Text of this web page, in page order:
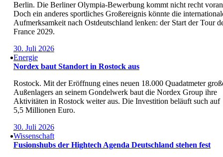
Berlin. Die Berliner Olympia-Bewerbung kommt nicht recht
Doch ein anderes sportliches Großereignis könnte die
Aufmerksamkeit nach Ostdeutschland lenken: der Start der Tour
France 2029.
30. Juli 2026
Energie
Nordex baut Standort in Rostock aus
Rostock. Mit der Eröffnung eines neuen 18.000 Quadatmeter
Außenlagers an seinem Gondelwerk baut die Nordex Group ihre
Aktivitäten in Rostock weiter aus. Die Investition beläuft such auf
5,5 Millionen Euro.
30. Juli 2026
Wissenschaft
Fusionshubs der Hightech Agenda Deutschland stehen fest